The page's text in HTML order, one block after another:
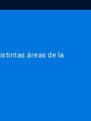
áreas de la